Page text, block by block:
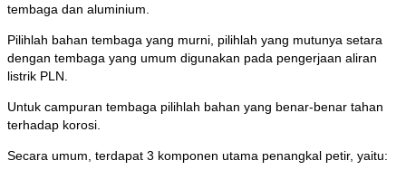
tembaga dan aluminium.
Pilihlah bahan tembaga yang murni, pilihlah yang mutunya setara
dengan tembaga yang umum digunakan pada pengerjaan aliran
listrik PLN.
Untuk campuran tembaga pilihlah bahan yang benar-benar tahan
terhadap korosi.
Secara umum, terdapat 3 komponen utama penangkal petir, yaitu: